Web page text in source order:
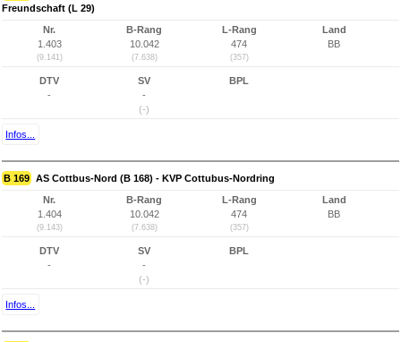
Freundschaft (L 29)
Nr.
1.403
(9.141)
B-Rang
10.042
(7.638)
L-Rang
474
(357)
Land
BB
DTV
-
SV
-
(-)
BPL
Infos...
B 169 AS Cottbus-Nord (B 168) - KVP Cottubus-Nordring
Nr.
1.404
(9.143)
B-Rang
10.042
(7.638)
L-Rang
474
(357)
Land
BB
DTV
-
SV
-
(-)
BPL
Infos...